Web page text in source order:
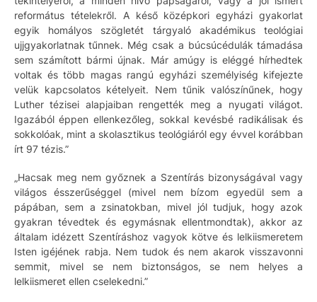
református tételekről. A késő középkori egyházi gyakorlat
egyik homályos szögletét tárgyaló akadémikus teológiai
ujjgyakorlatnak tűnnek. Még csak a búcsúcédulák támadása
sem számított bármi újnak. Már amúgy is eléggé hírhedtek
voltak és több magas rangú egyházi személyiség kifejezte
velük kapcsolatos kételyeit. Nem tűnik valószínűnek, hogy
Luther tézisei alapjaiban rengették meg a nyugati világot.
Igazából éppen ellenkezőleg, sokkal kevésbé radikálisak és
sokkolóak, mint a skolasztikus teológiáról egy évvel korábban
írt 97 tézis.”
„Hacsak meg nem győznek a Szentírás bizonyságával vagy
világos ésszerűséggel (mivel nem bízom egyedül sem a
pápában, sem a zsinatokban, mivel jól tudjuk, hogy azok
gyakran tévedtek és egymásnak ellentmondtak), akkor az
általam idézett Szentíráshoz vagyok kötve és lelkiismeretem
Isten igéjének rabja. Nem tudok és nem akarok visszavonni
semmit, mivel se nem biztonságos, se nem helyes a
lelkiismeret ellen cselekedni.”